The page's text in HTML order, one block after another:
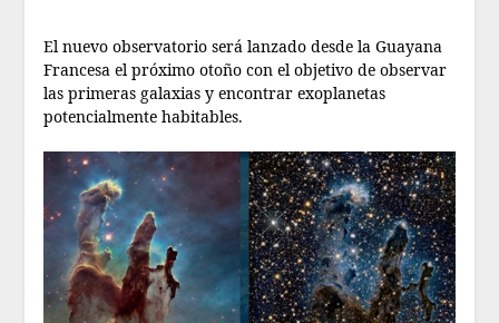
El nuevo observatorio será lanzado desde la Guayana
Francesa el próximo otoño con el objetivo de observar
las primeras galaxias y encontrar exoplanetas
potencialmente habitables.